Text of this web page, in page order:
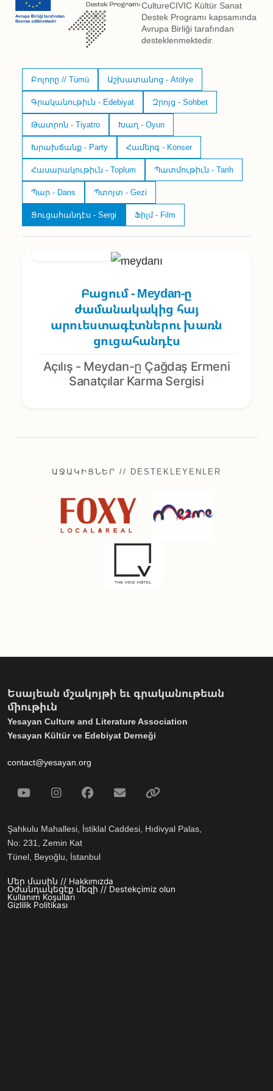
CultureCIVIC Kültür Sanat
Destek Programı kapsamında
Avrupa Birliği tarafından
desteklenmektedir.
Բոլորը // Tümü Աշխատանոց - Atölye
Գրականութիւն - Edebiyat Զրոյց - Sohbet
Թատրոն - Tiyatro Խաղ - Oyun
Խրախճանք - Party Համերգ - Konser
Հասարակութիւն - Toplum Պատմութիւն - Tarih
Պար - Dans Պտոյտ - Gezi
Ցուցահանդէս - Sergi Ֆիլմ - Film
Բացում - Meydan-ը
ժամանակակից հայ
արուեստագէտներու խառն
ցուցահանդէս
Açılış - Meydan-ը Çağdaş Ermeni
Sanatçılar Karma Sergisi
ԱՋԱԿԻՑՆԵՐ // DESTEKLEYENLER
Եսայեան մշակոյթի եւ գրականութեան
միութիւն
Yesayan Culture and Literature Association
Yesayan Kültür ve Edebiyat Derneği
contact@yesayan.org
Social Media
YoutubeInstagramFacebook
Email
Şahkulu Mahallesi, İstiklal Caddesi, Hıdivyal Palas,
No: 231, Zemin Kat
Tünel, Beyoğlu, İstanbul
Footer menu
Մեր մասին // Hakkımızda
Օժանդակեցէք մեզի // Destekçimiz olun
Kullanım Koşulları
Gizlilik Politikası